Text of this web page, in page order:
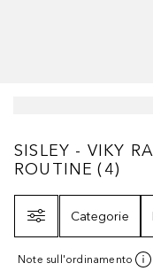
SISLEY - VIKY
SISLEY - VIKY
ROUTINE (4)
Categorie
Note sull'ordinamento
+5